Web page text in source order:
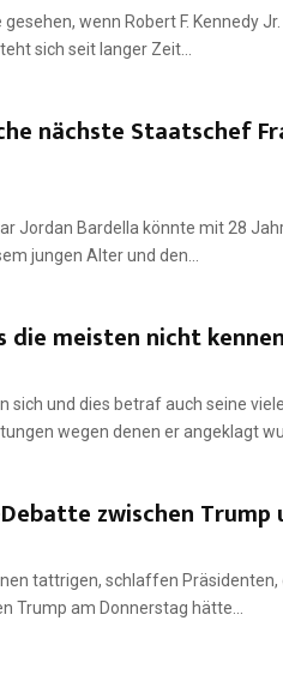
wenn Robert F. Kennedy
sich seit langer Zeit...
nächste Staatschef
Jordan Bardella könnte mit 28
jungen Alter und den...
die meisten nicht kennen
sich und dies betraf auch seine
wegen denen er angeklagt
zwischen Trump
tattrigen, schlaffen Präsidenten,
Trump am Donnerstag hätte...